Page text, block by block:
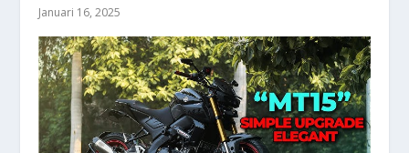
Januari 16, 2025